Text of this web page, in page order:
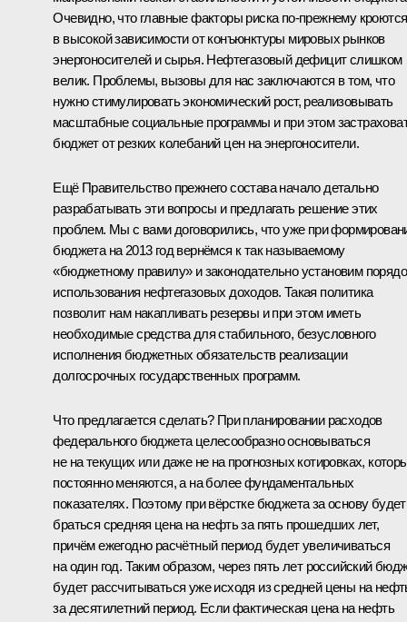
Очевидно, что главные факторы риска по‑прежнему кроются
в высокой зависимости от конъюнктуры мировых рынков
энергоносителей и сырья. Нефтегазовый дефицит слишком
велик. Проблемы, вызовы для нас заключаются в том, что
нужно стимулировать экономический рост, реализовывать
масштабные социальные программы и при этом
бюджет от резких колебаний цен на энергоносители.
Ещё Правительство прежнего состава начало детально
разрабатывать эти вопросы и предлагать решение этих
проблем. Мы с вами договорились, что уже при
бюджета на 2013 год вернёмся к так называемому
«бюджетному правилу» и законодательно установим
использования нефтегазовых доходов. Такая политика
позволит нам накапливать резервы и при этом иметь
необходимые средства для стабильного, безусловного
исполнения бюджетных обязательств реализации
долгосрочных государственных программ.
Что предлагается сделать? При планировании расходов
федерального бюджета целесообразно основываться
не на текущих или даже не на прогнозных котировках,
постоянно меняются, а на более фундаментальных
показателях. Поэтому при вёрстке бюджета за основу будет
браться средняя цена на нефть за пять прошедших лет,
причём ежегодно расчётный период будет увеличиваться
на один год. Таким образом, через пять лет российский
будет рассчитываться уже исходя из средней цены на
за десятилетний период. Если фактическая цена на нефть